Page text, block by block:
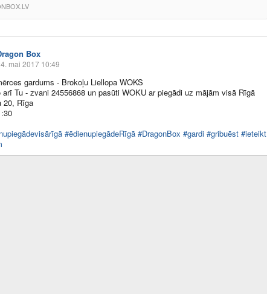
Box
mai 2017 10:49
gardums - Brokoļu Liellopa WOKS
arī Tu - zvani 24556868 un pasūti WOKU ar piegādi uz mājām visā Rīgā
20, Rīga
#ēdienupiegādeRīgā #DragonBox #gardi #gribuēst #ieteikt